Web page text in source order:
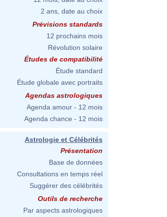
2 ans, date au choix
Prévisions standards
12 prochains mois
Révolution solaire
Études de compatibilité
Étude standard
Étude globale avec portraits
Agendas astrologiques
Agenda amour - 12 mois
Agenda chance - 12 mois
Astrologie et Célébrités
Présentation
Base de données
Consultations en temps réel
Suggérer des célébrités
Outils de recherche
Par aspects astrologiques